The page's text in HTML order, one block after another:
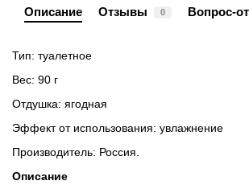
Описание Отзывы 0 Вопрос-
Тип: туалетное
Вес: 90 г
Отдушка: ягодная
Эффект от использования: увлажнение
Производитель: Россия.
Описание